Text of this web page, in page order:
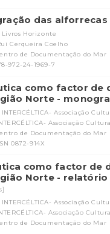
das alforrecas
Livros Horizonte
Cerqueira Coelho
de Documentação do Mar
972-24-1969-7
como factor de
Norte -
Associação
Associação
de Documentação do Mar
0872-914X
como factor de
Norte -
Associação
Associação
de Documentação do Mar